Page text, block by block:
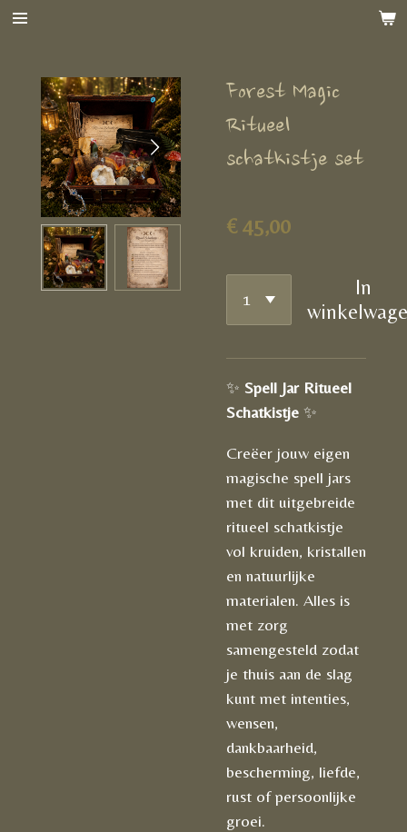
Ga
hoofdinhoud
Forest Magic
Ritueel
schatkistje set
€ 45,00
In
✨ Spell Jar Ritueel
Schatkistje ✨
Creëer jouw eigen
magische spell jars
met dit uitgebreide
ritueel schatkistje
vol kruiden, kristallen
en natuurlijke
materialen. Alles is
met zorg
samengesteld zodat
je thuis aan de slag
kunt met intenties,
wensen,
dankbaarheid,
bescherming, liefde,
rust of persoonlijke
groei.